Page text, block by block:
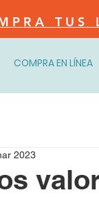
COMPRA EN LÍNEA
TUS
2023